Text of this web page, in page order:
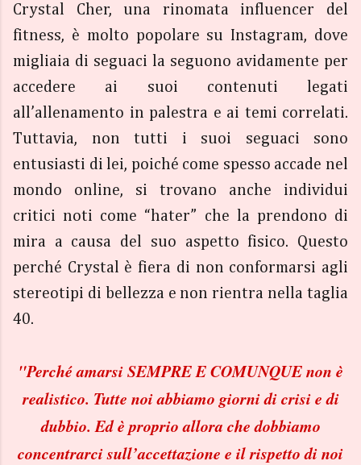
Crystal Cher, una rinomata influencer del
fitness, è molto popolare su Instagram, dove
migliaia di seguaci la seguono avidamente per
accedere ai suoi contenuti legati
all’allenamento in palestra e ai temi correlati.
Tuttavia, non tutti i suoi seguaci sono
entusiasti di lei, poiché come spesso accade nel
mondo online, si trovano anche individui
critici noti come “hater” che la prendono di
mira a causa del suo aspetto fisico. Questo
perché Crystal è fiera di non conformarsi agli
stereotipi di bellezza e non rientra nella taglia
40.
"Perché amarsi SEMPRE E COMUNQUE non è
realistico. Tutte noi abbiamo giorni di crisi e di
dubbio. Ed è proprio allora che dobbiamo
concentrarci sull’accettazione e il rispetto di noi